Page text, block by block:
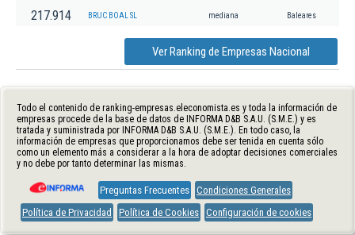
217.914 BRUC BOAL SL mediana Baleares
Ver Ranking de Empresas Nacional
Todo el contenido de ranking-empresas.eleconomista.es y toda la información de
empresas procede de la base de datos de INFORMA D&B S.A.U. (S.M.E.) y es
tratada y suministrada por INFORMA D&B S.A.U. (S.M.E.). En todo caso, la
información de empresas que proporcionamos debe ser tenida en cuenta sólo
como un elemento más a considerar a la hora de adoptar decisiones comerciales
y no debe por tanto determinar las mismas.
Preguntas Frecuentes Condiciones Generales
Política de Privacidad
Política de Cookies Configuración de cookies